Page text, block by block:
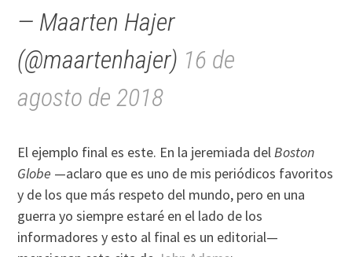
— Maarten Hajer
(@maartenhajer) 16 de
agosto de 2018
El ejemplo final es este. En la jeremiada delBoston
Globe —aclaro que es uno de mis periódicos favoritos
y de los que más respeto del mundo, pero en una
guerra yo siempre estaré en el lado de los
informadores y esto al final es un editorial—